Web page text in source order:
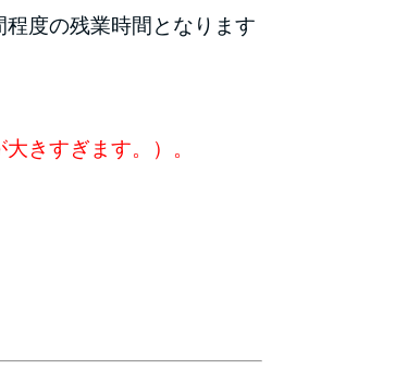
度の残業時間となります
きすぎます。 ）。